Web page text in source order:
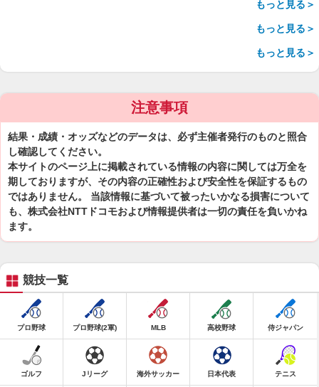
もっと見る＞
もっと見る＞
もっと見る＞
注意事項
結果・成績・オッズなどのデータは、必ず主催者発行のものと照合
し確認してください。
本サイトのページ上に掲載されている情報の内容に関しては万全を
期しておりますが、その内容の正確性および安全性を保証するもの
ではありません。 当該情報に基づいて被ったいかなる損害について
も、株式会社NTTドコモおよび情報提供者は一切の責任を負いかね
ます。
競技一覧
プロ野球 プロ野球(2軍) MLB 高校野球 侍ジャパン
ゴルフ Jリーグ 海外サッカー 日本代表 テニス